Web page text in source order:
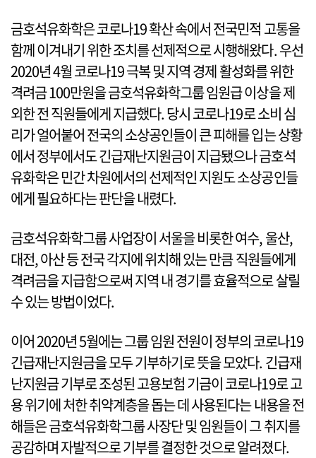
금호석유화학은 코로나19 확산 속에서 전국민적 고통을
함께 이겨내기 위한 조치를 선제적으로 시행해왔다. 우선
2020년 4월 코로나19 극복 및 지역 경제 활성화를 위한
격려금 100만원을 금호석유화학그룹 임원급 이상을 제
외한 전 직원들에게 지급했다. 당시 코로나19로 소비 심
리가 얼어붙어 전국의 소상공인들이 큰 피해를 입는 상황
에서 정부에서도 긴급재난지원금이 지급됐으나 금호석
유화학은 민간 차원에서의 선제적인 지원도 소상공인들
에게 필요하다는 판단을 내렸다.
금호석유화학그룹 사업장이 서울을 비롯한 여수, 울산,
대전, 아산 등 전국 각지에 위치해 있는 만큼 직원들에게
격려금을 지급함으로써 지역 내 경기를 효율적으로 살릴
수 있는 방법이었다.
이어 2020년 5월에는 그룹 임원 전원이 정부의 코로나19
긴급재난지원금을 모두 기부하기로 뜻을 모았다. 긴급재
난지원금 기부로 조성된 고용보험 기금이 코로나19로 고
용 위기에 처한 취약계층을 돕는 데 사용된다는 내용을 전
해들은 금호석유화학그룹 사장단 및 임원들이 그 취지를
공감하며 자발적으로 기부를 결정한 것으로 알려졌다.